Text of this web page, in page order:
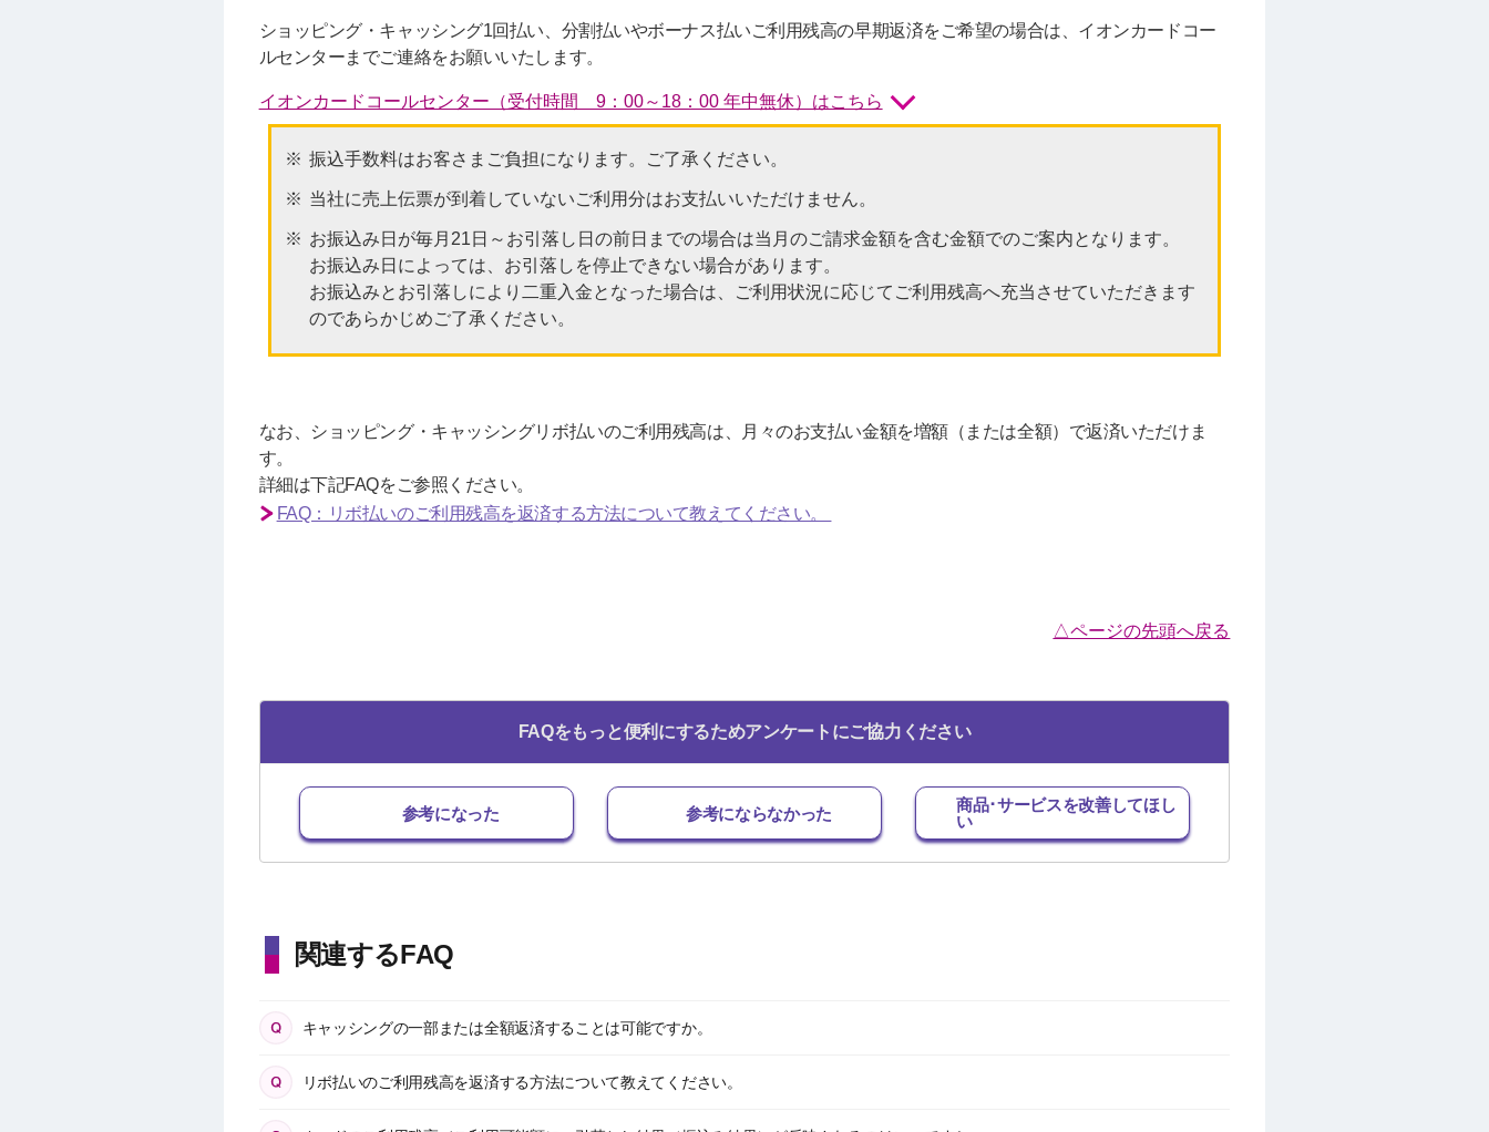
ショッピング・キャッシング1回払い、分割払いやボーナス払いご利用残高の早期返済をご希望の場合は、イオンカードコー
ルセンターまでご連絡をお願いいたします。
イオンカードコールセンター（受付時間 9：00～18：00 年中無休）はこちら
振込手数料はお客さまご負担になります。ご了承ください。
当社に売上伝票が到着していないご利用分はお支払いいただけません。
お振込み日が毎月21日～お引落し日の前日までの場合は当月のご請求金額を含む金額でのご案内となります。
お振込み日によっては、お引落しを停止できない場合があります。
お振込みとお引落しにより二重入金となった場合は、ご利用状況に応じてご利用残高へ充当させていただきます
のであらかじめご了承ください。
なお、ショッピング・キャッシングリボ払いのご利用残高は、月々のお支払い金額を増額（または全額）で返済いただけま
す。
詳細は下記FAQをご参照ください。
FAQ：リボ払いのご利用残高を返済する方法について教えてください。
△ページの先頭へ戻る
FAQをもっと便利にするためアンケートにご協力ください
参考になった 参考にならなかった
商品･サービスを改善してほし
い
関連するFAQ
キャッシングの一部または全額返済することは可能ですか。
リボ払いのご利用残高を返済する方法について教えてください。